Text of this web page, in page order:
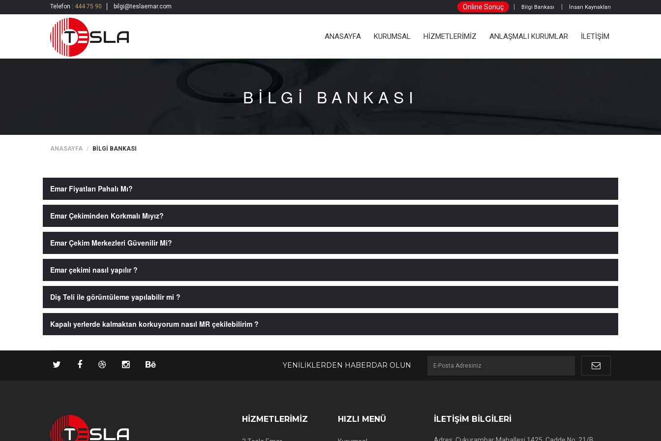
Telefon : 444 75 90 bilgi@teslaemar.com Online Sonuç Bilgi Bankası İnsan Kaynakları
ANASAYFA KURUMSAL HİZMETLERİMİZ ANLAŞMALI KURUMLAR İLETİŞİM
BİLGİ BANKASI
ANASAYFA BİLGİ BANKASI
Emar Fiyatları Pahalı Mı?
Emar Çekiminden Korkmalı Mıyız?
Emar Çekim Merkezleri Güvenilir Mi?
Emar çekimi nasıl yapılır ?
Diş Teli ile görüntüleme yapılabilir mi ?
Kapalı yerlerde kalmaktan korkuyorum nasıl MR çekilebilirim ?
YENİLİKLERDEN HABERDAR OLUN
HİZMETLERİMİZ HIZLI MENÜ İLETİŞİM BİLGİLERİ